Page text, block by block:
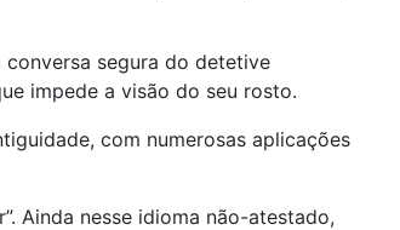
conversa segura do detetive
impede a visão do seu rosto.
com numerosas aplicações
Ainda nesse idioma não-atestado,